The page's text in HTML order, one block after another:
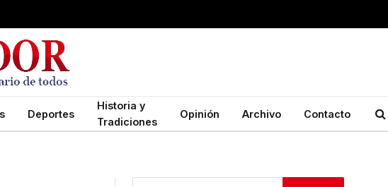
Deportes
Historia y
Tradiciones
Opinión Archivo Contacto